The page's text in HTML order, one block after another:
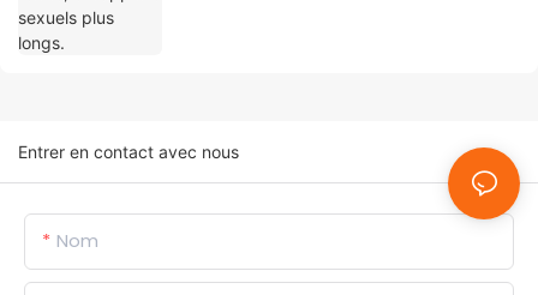
Entrer en contact avec nous
Nom